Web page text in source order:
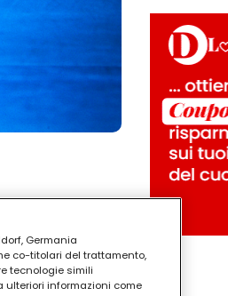
Germania
co-titolari del trattamento,
tecnologie simili
ulteriori informazioni come